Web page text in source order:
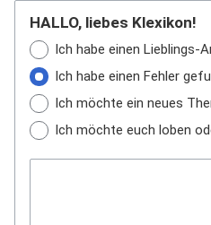
HALLO, liebes Klexikon!
Ich habe einen Lieblings-
Ich habe einen Fehler
Ich möchte ein neues
Ich möchte euch loben